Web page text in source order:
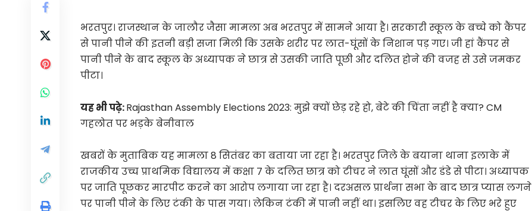
भरतपुर। राजस्थान के जालौर जैसा मामला अब भरतपुर में सामने आया है। सरकारी स्कूल के बच्चे को कैंपर
से पानी पीने की इतनी बड़ी सजा मिली कि उसके शरीर पर लात-घूंसों के निशान पड़ गए। जी हां कैंपर से
पानी पीने के बाद स्कूल के अध्यापक ने छात्र से उसकी जाति पूछी और दलित होने की वजह से उसे जमकर
पीटा।
यह भी पढ़े:Rajasthan Assembly Elections 2023: मुझे क्यों छेड़ रहे हो, बेटे की चिंता नहीं है क्या? CM
गहलोत पर भड़के बेनीवाल
खबरों के मुताबिक यह मामला 8 सितंबर का बताया जा रहा है। भरतपुर जिले के बयाना थाना इलाके में
राजकीय उच्च प्राथमिक विद्यालय में कक्षा 7 के दलित छात्र को टीचर ने लात घूंसों और डंडे से पीटा। अध्यापक
पर जाति पूछकर मारपीट करने का आरोप लगाया जा रहा है। दरअसल प्रार्थना सभा के बाद छात्र प्यास लगने
पर पानी पीने के लिए टंकी के पास गया। लेकिन टंकी में पानी नहीं था। इसलिए वह टीचर के लिए भरे हुए